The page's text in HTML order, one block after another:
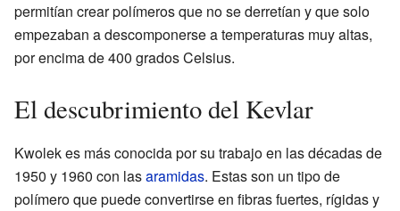
permitían crear polímeros que no se derretían y que solo
empezaban a descomponerse a temperaturas muy altas,
por encima de 400 grados Celsius.
El descubrimiento del Kevlar
Kwolek es más conocida por su trabajo en las décadas de
1950 y 1960 con lasaramidas. Estas son un tipo de
polímero que puede convertirse en fibras fuertes, rígidas y